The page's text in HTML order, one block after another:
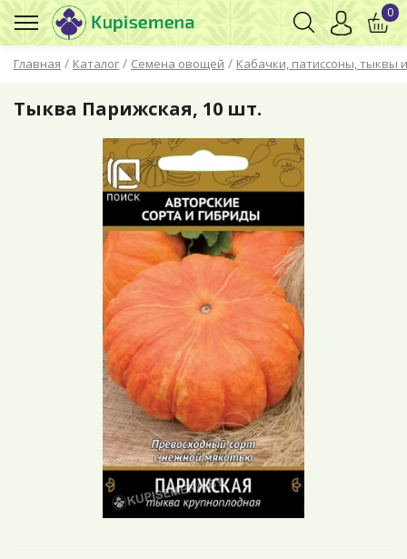
Главная / Каталог / Семена овощей / Кабачки, патиссоны, тыквы
0
Тыква Парижская, 10 шт.